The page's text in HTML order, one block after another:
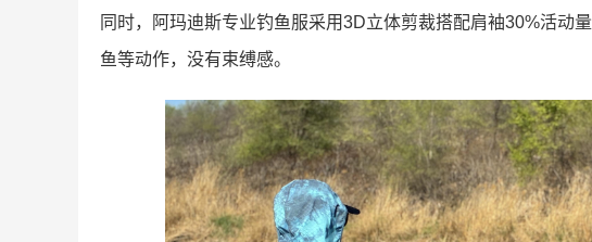
同时，阿玛迪斯专业钓鱼服采用3D立体剪裁搭配肩袖30%活动
鱼等动作，没有束缚感。